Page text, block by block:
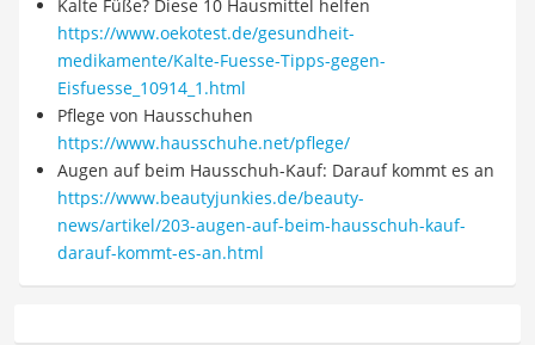
Kalte Füße? Diese 10 Hausmittel helfen
https://www.oekotest.de/gesundheit-
medikamente/Kalte-Fuesse-Tipps-gegen-
Eisfuesse_10914_1.html
Pflege von Hausschuhen
https://www.hausschuhe.net/pflege/
Augen auf beim Hausschuh-Kauf: Darauf kommt es an
https://www.beautyjunkies.de/beauty-
news/artikel/203-augen-auf-beim-hausschuh-kauf-
darauf-kommt-es-an.html